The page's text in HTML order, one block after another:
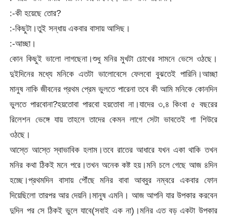
:-কী হয়েছে তোর?
:-কিছুটা।তুই সন্ধায় একবার বাসায় আসিছ।
:-আচ্ছা।
কোন কিছুই ভালো লাগছেনা।শুধু মনির মুখটা চোখের সামনে ভেসে ওঠছে।
দুইদিনের মধ্যে মনিকে এতটা ভালোবেসে ফেলবো বুঝতেই পারিনি।আচ্ছা
মানুষ নাকি জীবনের প্রথম প্রেম ভুলতে পারেনা তবে কী আমি মনিকে কোনদিন
ভুলতে পারবোনা?হয়তোবা পারবো হয়তোবা না।যাদের ৩,৪ কিংবা ৫ বছরের
রিলেশন ভেঙ্গে যায় তাহলে তাদের কেমন লাগে সেটা ভাবতেই গা শিউরে
ওঠছে।
আস্তে আস্তে স্বাভাবিক হলাম।তবে রাতের আধারে যখন একা থাকি তখন
মনির কথা ঠিকই মনে পরে।তখন অনেক কষ্ট হয়।মনি চলে গেছে আজ ৪দিন
হচ্ছে।প্রথমদিন বাসায় পৌঁছে মনির বাবা আব্বুর নম্বরে একবার ফোন
দিয়েছিলো তারপর আর দেয়নি।মানুষ এমনি। আজ আপনি যার উপকার করবেন
দুদিন পর সে ঠিকই ভুলে যাবে(সবাই এক না)।মনির এত বড় একটা উপকার